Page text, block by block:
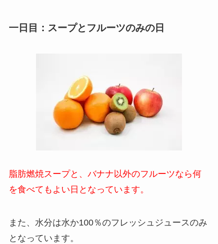
一日目：スープとフルーツのみの日
脂肪燃焼スープと、バナナ以外のフルーツなら何
を食べてもよい日となっています。
また、水分は水か100％のフレッシュジュースのみ
となっています。